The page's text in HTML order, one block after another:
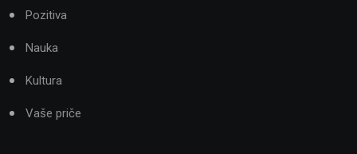
Pozitiva
Nauka
Kultura
Vaše priče